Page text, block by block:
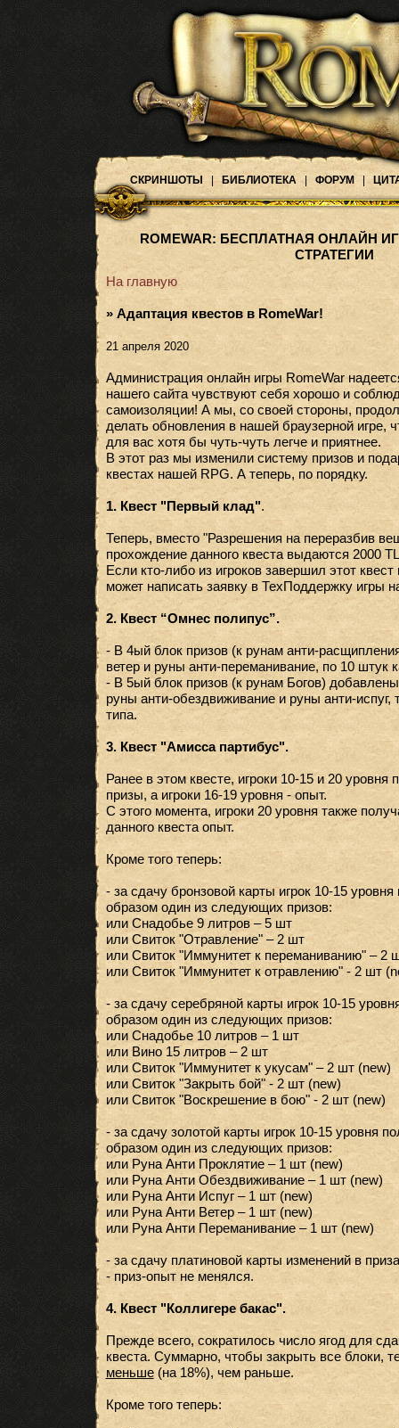
СКРИНШОТЫ БИБЛИОТЕКА ФОРУМ
ROMEWAR: БЕСПЛАТНАЯ ОНЛАЙН
СТРАТЕГИИ
На главную
» Адаптация квестов в RomeWar!
21 апреля 2020
Администрация онлайн игры RomeWar
нашего сайта чувствуют себя хорошо и
самоизоляции! А мы, со своей стороны,
делать обновления в нашей браузерной игре,
для вас хотя бы чуть-чуть легче и приятнее.
В этот раз мы изменили систему призов и
квестах нашей RPG. А теперь, по порядку.
1. Квест "Первый клад".
Теперь, вместо "Разрешения на переразбив
прохождение данного квеста выдаются 2000
Если кто-либо из игроков завершил этот квест
может написать заявку в ТехПоддержку игры
2. Квест “Омнес полипус”.
- В 4ый блок призов (к рунам анти-
ветер и руны анти-переманивание, по 10 штук
- В 5ый блок призов (к рунам Богов)
руны анти-обездвиживание и руны анти-испуг,
типа.
3. Квест "Амисса партибус".
Ранее в этом квесте, игроки 10-15 и 20
призы, а игроки 16-19 уровня - опыт.
С этого момента, игроки 20 уровня также
данного квеста опыт.
Кроме того теперь:
- за сдачу бронзовой карты игрок 10-15
образом один из следующих призов:
или Снадобье 9 литров – 5 шт
или Свиток "Отравление" – 2 шт
или Свиток "Иммунитет к переманиванию" – 2
или Свиток "Иммунитет к отравлению" - 2 шт
- за сдачу серебряной карты игрок 10-15
образом один из следующих призов:
или Снадобье 10 литров – 1 шт
или Вино 15 литров – 2 шт
или Свиток "Иммунитет к укусам" – 2 шт (new)
или Свиток "Закрыть бой" - 2 шт (new)
или Свиток "Воскрешение в бою" - 2 шт (new)
- за сдачу золотой карты игрок 10-15 уровня
образом один из следующих призов:
или Руна Анти Проклятие – 1 шт (new)
или Руна Анти Обездвиживание – 1 шт (new)
или Руна Анти Испуг – 1 шт (new)
или Руна Анти Ветер – 1 шт (new)
или Руна Анти Переманивание – 1 шт (new)
- за сдачу платиновой карты изменений в
- приз-опыт не менялся.
4. Квест "Коллигере бакас".
Прежде всего, сократилось число ягод для
квеста. Суммарно, чтобы закрыть все блоки,
меньше(на 18%), чем раньше.
Кроме того теперь: